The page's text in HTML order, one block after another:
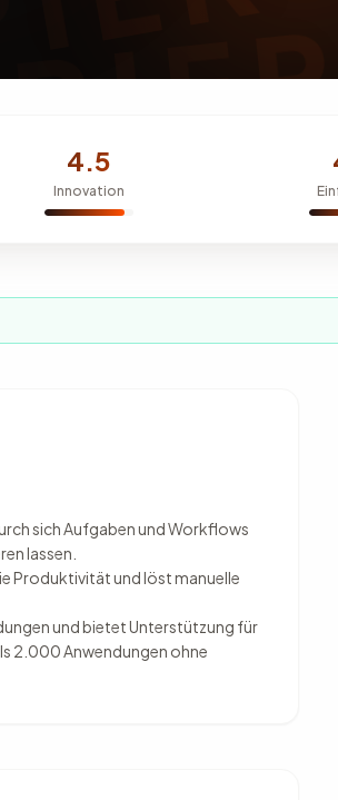
4.5
Innovation
sich Aufgaben und Workflows
lassen.
Produktivität und löst manuelle
und bietet Unterstützung für
2.000 Anwendungen ohne